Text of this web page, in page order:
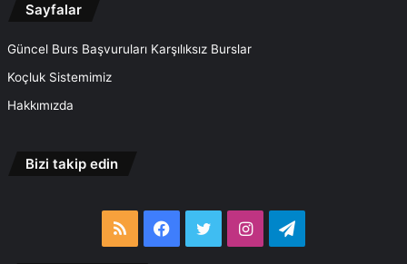
Sayfalar
Güncel Burs Başvuruları Karşılıksız Burslar
Koçluk Sistemimiz
Hakkımızda
Bizi takip edin
RSS Facebook
TwitterInstagramTelegram